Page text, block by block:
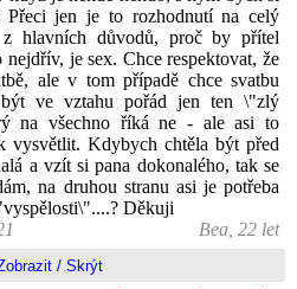
Přeci jen je to rozhodnutí na celý
z hlavních důvodů, proč by přítel
nejdřív, je sex. Chce respektovat, že
ale v tom případě chce svatbu
ve vztahu pořád jen ten \"zlý
na všechno říká ne - ale asi to
vysvětlit. Kdybych chtěla být před
a vzít si pana dokonalého, tak se
na druhou stranu asi je potřeba
Děkuji
Bea, 22 let